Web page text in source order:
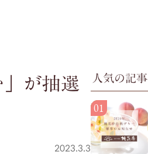
」が抽選
2023.3.3
人気の記事